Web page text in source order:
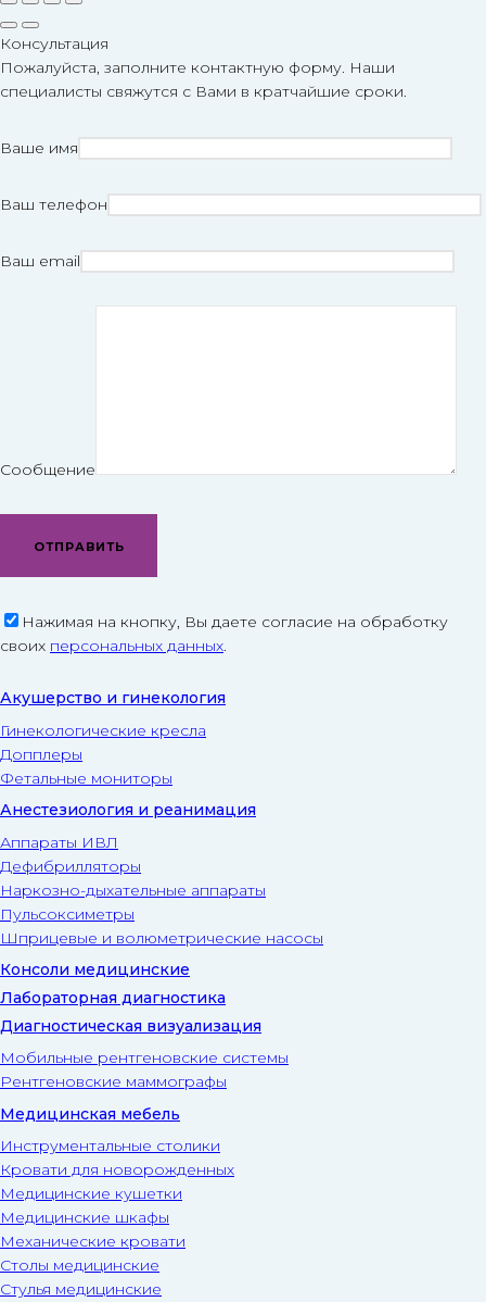
Консультация
Пожалуйста, заполните контактную форму. Наши
специалисты свяжутся с Вами в кратчайшие сроки.
Ваше имя
Ваш телефон
Ваш email
Сообщение
Нажимая на кнопку, Вы даете согласие на обработку
своих персональных данных.
Акушерство и гинекология
Гинекологические кресла
Допплеры
Фетальные мониторы
Анестезиология и реанимация
Аппараты ИВЛ
Дефибрилляторы
Наркозно-дыхательные аппараты
Пульсоксиметры
Шприцевые и волюметрические насосы
Консоли медицинские
Лабораторная диагностика
Диагностическая визуализация
Мобильные рентгеновские системы
Рентгеновские маммографы
Медицинская мебель
Инструментальные столики
Кровати для новорожденных
Медицинские кушетки
Медицинские шкафы
Механические кровати
Столы медицинские
Стулья медицинские